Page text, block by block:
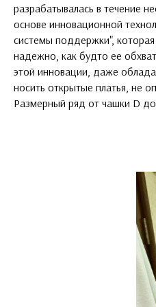
разрабатывалась в течение
основе инновационной
системы поддержки",
надежно, как будто ее
этой инновации, даже
носить открытые платья, не
Размерный ряд от чашки D до